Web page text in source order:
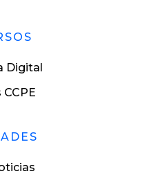
Digital